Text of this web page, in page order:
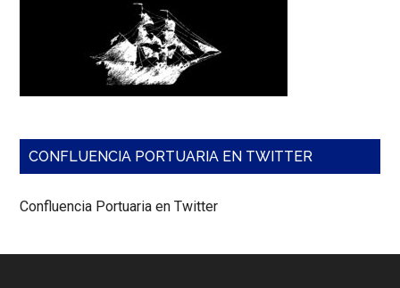
CONFLUENCIA PORTUARIA EN TWITTER
Confluencia Portuaria en Twitter